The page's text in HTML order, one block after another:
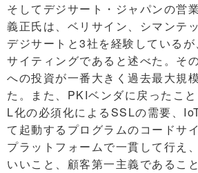
そしてデジサート・ジャパンの営
義正氏は、ベリサイン、シマンテ
デジサートと3社を経験している
サイティングであると述べた。そ
への投資が一番大きく過去最大規
た。また、PKIベンダに戻ったこ
L化の必須化によるSSLの需要、
て起動するプログラムのコードサ
プラットフォームで一貫して行え
いいこと、顧客第一主義であるこ